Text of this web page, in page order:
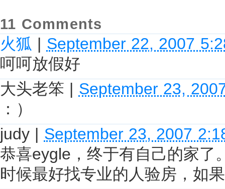
11 Comments
火狐 | September 22, 2007
呵呵放假好
大头老笨 | September 23,
：）
judy | September 23, 2007
恭喜eygle，终于有自己的家了
时候最好找专业的人验房，如